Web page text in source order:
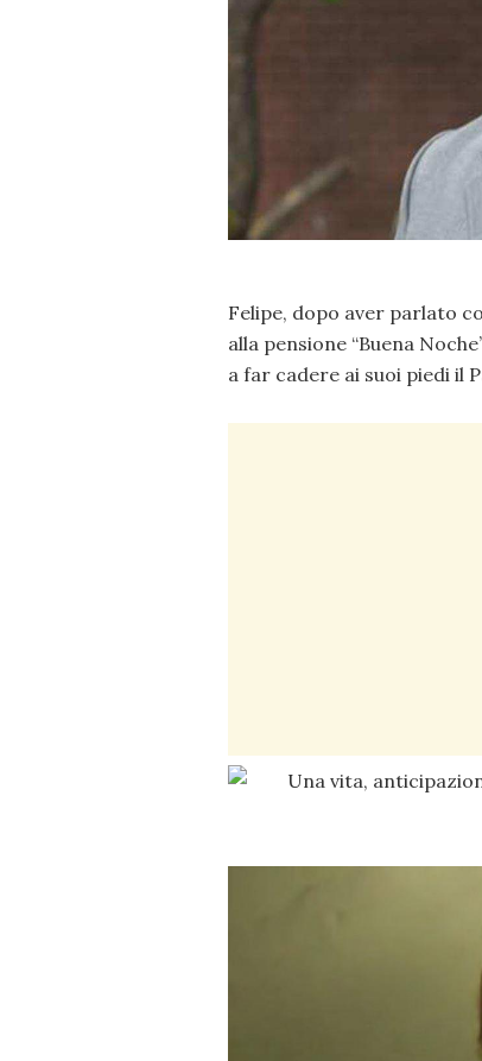
Felipe, dopo aver parlato
alla pensione “Buena
a far cadere ai suoi piedi il